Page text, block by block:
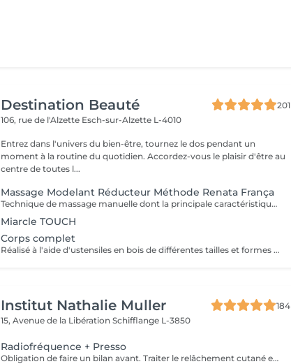
Destination Beauté
201
106, rue de l'Alzette Esch-sur-Alzette L-4010
Entrez dans l'univers du bien-être, tournez le dos pendant un
moment à la routine du quotidien. Accordez-vous le plaisir d'être au
centre de toutes l...
Massage Modelant Réducteur Méthode Renata França
Technique de massage manuelle dont la principale caractéristique est l'application de mouvements vigoureux, rapides et fermes sur tout le corps. Ce massage a des résultats surprenants car il a été conçu pour modeler les adipocytes, c'est-à-dire déplacer la graisse au bon endroit et ainsi donner plus de contour au corps. Le malaxage, le pincement et le glissement sont quelques-unes des manuvres qui promettent de donner de nouvelles formes au corps et garantir une silhouette plus sinueuse.
Miarcle TOUCH
Corps complet
Réalisé à l'aide d'ustensiles en bois de différentes tailles et formes spécialement conçus pour s'adapter aux lignes du corps. - Une alternative à la chirurgie - Accélère le métabolisme - Active le système lymphatique - Raffermit et tonifie la peau - Redessine le corps et les volumes - Post opératoire...
Institut Nathalie Muller
184
15, Avenue de la LibérationSchifflange L-3850
Radiofréquence + Presso
Obligation de faire un bilan avant. Traiter le relâchement cutané et cellulite superficielle. Remarque : Le prix de la cure est par séance. Donc 100 / séance.